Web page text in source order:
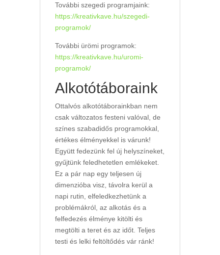
További szegedi programjaink:
https://kreativkave.hu/szegedi-
programok/
További ürömi programok:
https://kreativkave.hu/uromi-
programok/
Alkotótáboraink
Ottalvós alkotótáborainkban nem
csak változatos festeni valóval, de
színes szabadidős programokkal,
értékes élményekkel is várunk!
Együtt fedezünk fel új helyszíneket,
gyűjtünk feledhetetlen emlékeket.
Ez a pár nap egy teljesen új
dimenzióba visz, távolra kerül a
napi rutin, elfeledkezhetünk a
problémákról, az alkotás és a
felfedezés élménye kitölti és
megtölti a teret és az időt. Teljes
testi és lelki feltöltődés vár ránk!